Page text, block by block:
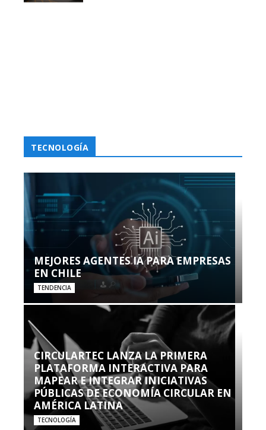
TECNOLOGÍA
MEJORES AGENTES IA PARA EMPRESAS
EN CHILE
TENDENCIA
CIRCULARTEC LANZA LA PRIMERA
PLATAFORMA INTERACTIVA PARA
MAPEAR E INTEGRAR INICIATIVAS
PÚBLICAS DE ECONOMÍA CIRCULAR EN
AMÉRICA LATINA
TECNOLOGÍA